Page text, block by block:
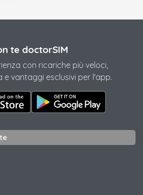
te doctorSIM
con ricariche più veloci,
vantaggi esclusivi per l'app.